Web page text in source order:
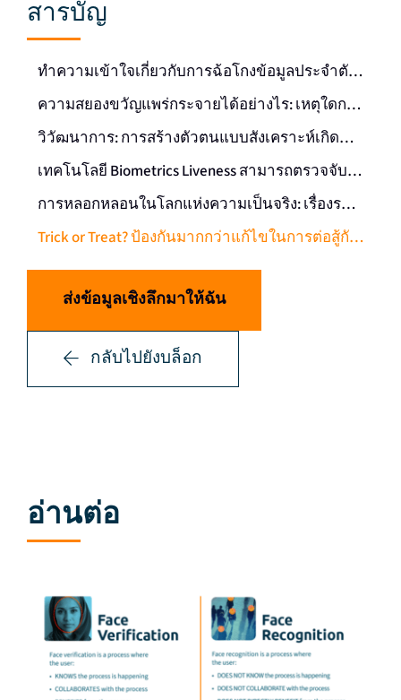
สารบัญ
ทำความเข้าใจเกี่ยวกับการฉ้อโกงข้อมูลประจำตัวแบบสังเคราะห์
ความสยองขวัญแพร่กระจายได้อย่างไร: เหตุใดการตรวจจับแบบเดิมจึงล้มเหลว
วิวัฒนาการ: การสร้างตัวตนแบบสังเคราะห์เกิดขึ้นได้อย่างไรด้วยเทคโนโลยี AI เชิงสร้างสรรค์และ Deepfake
เทคโนโลยี Biometrics Liveness สามารถตรวจจับได้อย่างไรว่าข้อมูลประจำตัวแบบสังเคราะห์นั้น “มีชีวิต” อยู่จริงหรือไม่
การหลอกหลอนในโลกแห่งความเป็นจริง: เรื่องราวเตือนใจ
Trick or Treat? ป้องกันมากกว่าแก้ไขในการต่อสู้กับการฉ้อโกงข้อมูลประจำตัวปลอม
ส่งข้อมูลเชิงลึกมาให้ฉัน
กลับไปยังบล็อก
อ่านต่อ